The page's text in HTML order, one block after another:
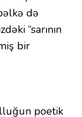
də
“sarının
bir
poetik